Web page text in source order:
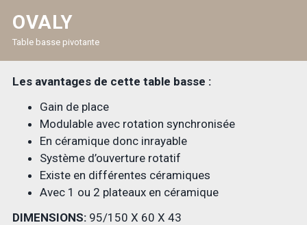
OVALY
Table basse pivotante
Les avantages de cette table basse :
Gain de place
Modulable avec rotation synchronisée
En céramique donc inrayable
Système d’ouverture rotatif
Existe en différentes céramiques
Avec 1 ou 2 plateaux en céramique
DIMENSIONS: 95/150 X 60 X 43